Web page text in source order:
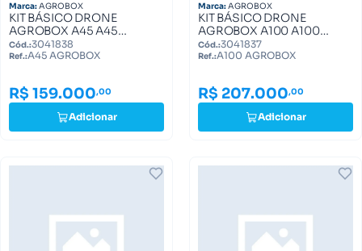
Marca:AGROBOX
KIT BÁSICO DRONE
AGROBOX A45 A45
AGROBOX
Cód.:3041838
Ref.:A45 AGROBOX
R$ 159.000,00
Adicionar
Marca:AGROBOX
KIT BÁSICO DRONE
AGROBOX A100 A100
AGROBOX
Cód.:3041837
Ref.:A100 AGROBOX
R$ 207.000,00
Adicionar